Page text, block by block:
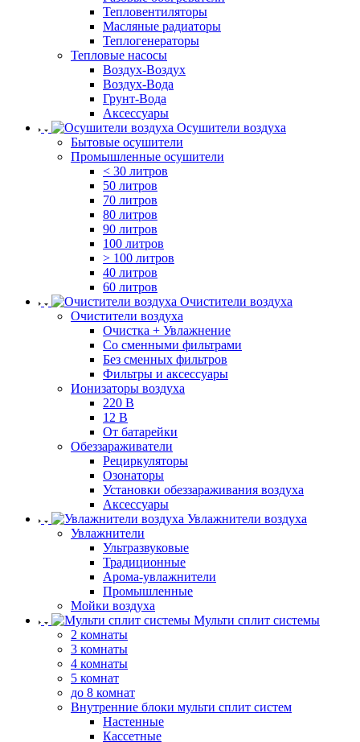
Тепловентиляторы
Масляные радиаторы
Теплогенераторы
Тепловые насосы
Воздух-Воздух
Воздух-Вода
Грунт-Вода
Аксессуары
Осушители воздуха
Бытовые осушители
Промышленные осушители
< 30 литров
50 литров
70 литров
80 литров
90 литров
100 литров
> 100 литров
40 литров
60 литров
Очистители воздуха
Очистители воздуха
Очистка + Увлажнение
Cо сменными фильтрами
Без сменных фильтров
Фильтры и аксессуары
Ионизаторы воздуха
220 В
12 В
От батарейки
Обеззараживатели
Рециркуляторы
Озонаторы
Установки обеззараживания воздуха
Аксессуары
Увлажнители воздуха
Увлажнители
Ультразвуковые
Традиционные
Арома-увлажнители
Промышленные
Мойки воздуха
Мульти сплит системы
2 комнаты
3 комнаты
4 комнаты
5 комнат
до 8 комнат
Внутренние блоки мульти сплит систем
Настенные
Кассетные